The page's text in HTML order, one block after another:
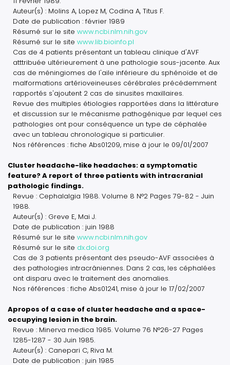
Auteur(s) : Molins A, Lopez M, Codina A, Titus F.
Date de publication : février 1989
Résumé sur le site www.ncbi.nlm.nih.gov
Résumé sur le site www.lib.bioinfo.pl
Cas de 4 patients présentant un tableau clinique d'AVF
atttribuée ultérieurement à une pathologie sous-jacente. Aux
cas de méningiomes de l'aile inférieure du sphénoïde et de
malformations artérioveineuses cérébrales précédemment
rapportés s'ajoutent 2 cas de sinusites maxillaires.
Revue des multiples étiologies rapportées dans la littérature
et discussion sur le mécanisme pathogénique par lequel ces
pathologies ont pour conséquence un type de céphalée
avec un tableau chronologique si particulier.
Nos références : fiche Abs01209, mise à jour le 09/01/2007
Cluster headache-like headaches: a symptomatic
feature? A report of three patients with intracranial
pathologic findings.
Revue : Cephalalgia 1988. Volume 8 N°2 Pages 79-82 - Juin
1988.
Auteur(s) : Greve E, Mai J.
Date de publication : juin 1988
Résumé sur le site www.ncbi.nlm.nih.gov
Résumé sur le site dx.doi.org
Cas de 3 patients présentant des pseudo-AVF associées à
des pathologies intracrâniennes. Dans 2 cas, les céphalées
ont disparu avec le traitement des anomalies.
Nos références : fiche Abs01241, mise à jour le 17/02/2007
Apropos of a case of cluster headache and a space-
occupying lesion in the brain.
Revue : Minerva medica 1985. Volume 76 N°26-27 Pages
1285-1287 - 30 Juin 1985.
Auteur(s) : Canepari C, Riva M.
Date de publication : juin 1985